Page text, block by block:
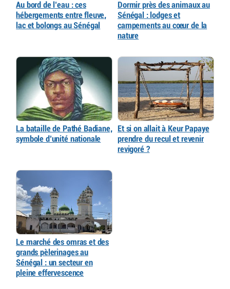
Au bord de l’eau : ces
hébergements entre fleuve,
lac et bolongs au Sénégal
Dormir près des animaux au
Sénégal : lodges et
campements au cœur de la
nature
La bataille de Pathé Badiane,
symbole d’unité nationale
Et si on allait à Keur Papaye
prendre du recul et revenir
revigoré ?
Le marché des omras et des
grands pèlerinages au
Sénégal : un secteur en
pleine effervescence